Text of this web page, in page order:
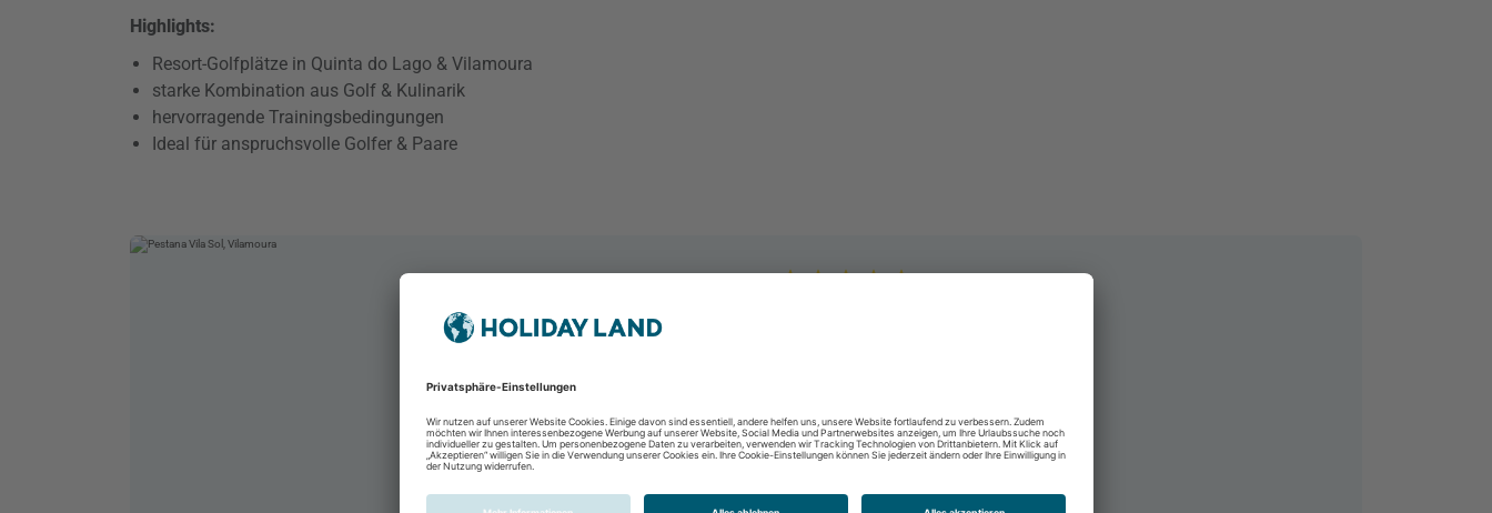
Highlights:
Resort-Golfplätze in Quinta do Lago & Vilamoura
starke Kombination aus Golf & Kulinarik
hervorragende Trainingsbedingungen
Ideal für anspruchsvolle Golfer & Paare
8 Tage / 7 Nächte
Doppelzimmer